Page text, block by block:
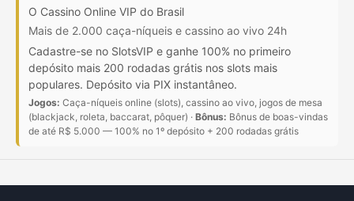
O Cassino Online VIP do Brasil
Mais de 2.000 caça-níqueis e cassino ao vivo 24h
Cadastre-se no SlotsVIP e ganhe 100% no primeiro
depósito mais 200 rodadas grátis nos slots mais
populares. Depósito via PIX instantâneo.
Jogos: Caça-níqueis online (slots), cassino ao vivo, jogos de mesa
(blackjack, roleta, baccarat, pôquer) · Bônus: Bônus de boas-vindas
de até R$ 5.000 — 100% no 1º depósito + 200 rodadas grátis